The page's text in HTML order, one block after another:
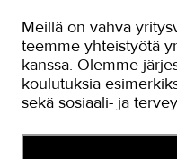
Ympäristöala
Yrittäjyys
Meillä on vahva
teemme yhteistyötä
kanssa. Olemme
koulutuksia
sekä sosiaali- ja